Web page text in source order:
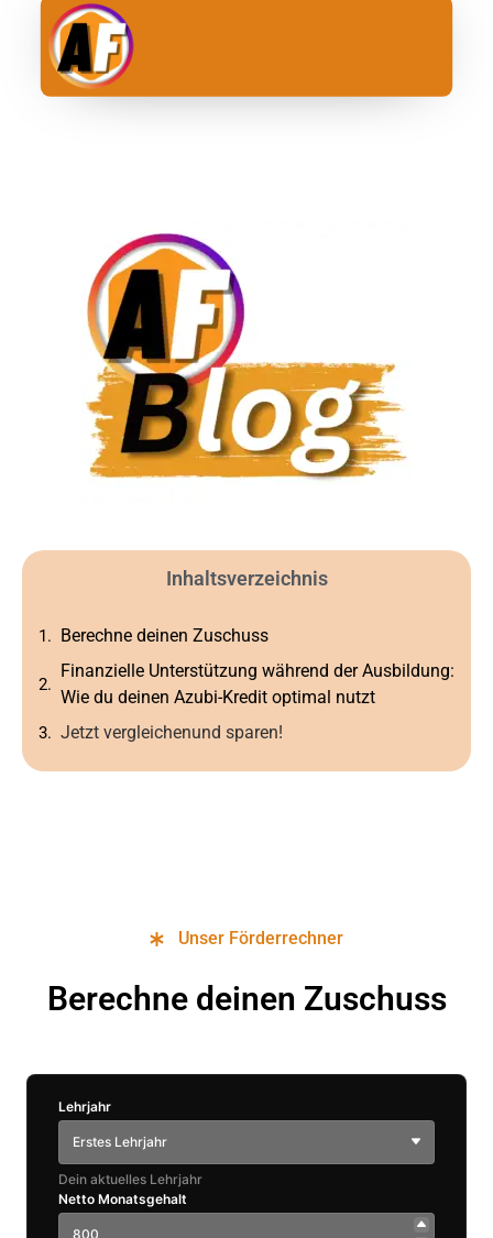
Inhaltsverzeichnis
Berechne deinen Zuschuss
Finanzielle Unterstützung während der Ausbildung:
Wie du deinen Azubi-Kredit optimal nutzt
Jetzt vergleichenund sparen!
Unser Förderrechner
Berechne deinen Zuschuss
Lehrjahr
Erstes Lehrjahr
Dein aktuelles Lehrjahr
Netto Monatsgehalt